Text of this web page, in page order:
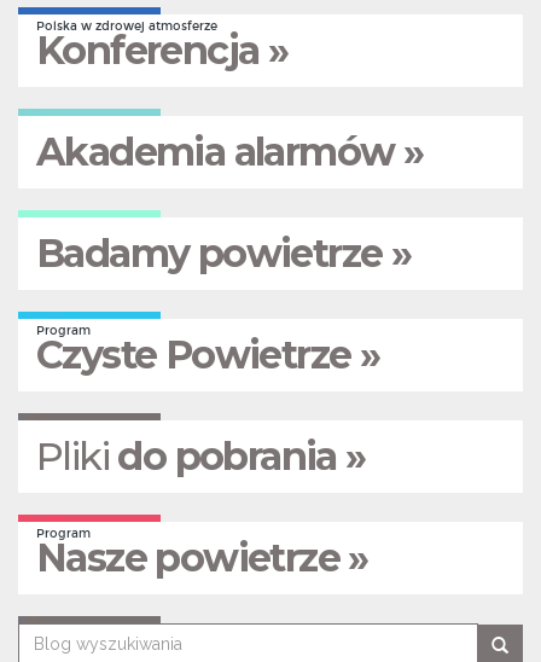
Polska w zdrowej atmosferze
Konferencja »
Akademia alarmów »
Badamy powietrze »
Program
Czyste Powietrze »
Pliki do pobrania »
Program
Nasze powietrze »